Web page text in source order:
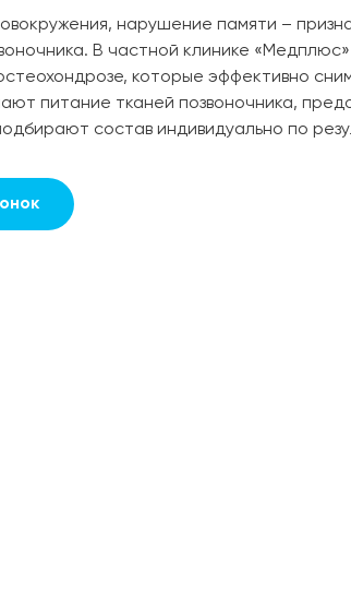
нарушение памяти –
В частной клинике
которые эффективно
питание тканей позвоночника,
состав индивидуально по